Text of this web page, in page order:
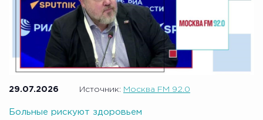
29.07.2026 Источник: Москва FM 92.0
Больные рискуют здоровьем